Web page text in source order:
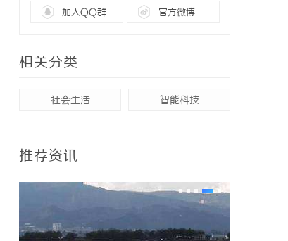
加入QQ群 官方微博
相关分类
社会生活 智能科技
推荐资讯